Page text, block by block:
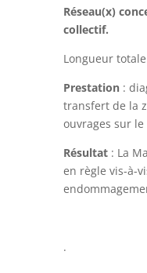
Réseau(x)
collectif.
Longueur
Prestation:
transfert de la
ouvrages sur
Résultat: La
en règle vis-à-
.